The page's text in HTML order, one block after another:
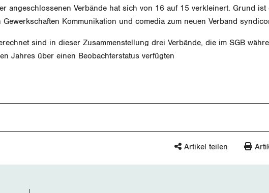
angeschlossenen Verbände hat sich von 16 auf 15 verkleinert. Grund ist
Gewerkschaften Kommunikation und comedia zum neuen Verband
sind in dieser Zusammenstellung drei Verbände, die im SGB
Jahres über einen Beobachterstatus verfügten
Artikel teilen